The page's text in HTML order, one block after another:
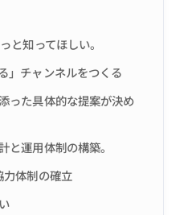
と知ってほしい。
」チャンネルをつくる
った具体的な提案が決め
と運用体制の構築。
力体制の確立